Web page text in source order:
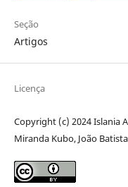
Seção
Artigos
Licença
Copyright (c) 2024 Islania
Miranda Kubo, João